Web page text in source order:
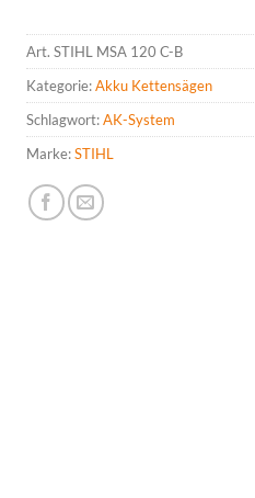
Art. STIHL MSA 120 C-B
Kategorie:Akku Kettensägen
Schlagwort:AK-System
Marke:STIHL